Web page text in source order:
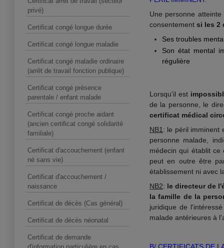
privé)
Certificat congé longue durée
Certificat congé longue maladie
Certificat congé maladie ordinaire
(arrêt de travail fonction publique)
Certificat congé présence
parentale / enfant malade
Certificat congé proche aidant
(ancien certificat congé solidarité
familiale)
Certificat d'accouchement (enfant
né sans vie)
Certificat d'accouchement /
naissance
Certificat de décès (Cas général)
Certificat de décès néonatal
Certificat de demande
Une personne
consentement si les 2
Ses troubles
Son état mental
régulière
Lorsqu'il est
de la personne, le
certificat médical
NB1 : le péril imminent
personne malade,
médecin qui établit
peut en outre être
établissement ni avec
NB2: le directeur de
la famille de la
juridique de
malade antérieures à